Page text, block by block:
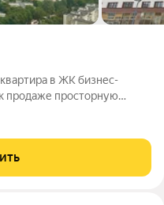
в ЖК бизнес-
продаже просторную
107 кв. м. на 39 этаже